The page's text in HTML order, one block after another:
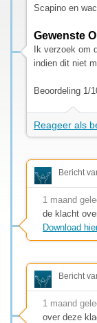
Scapino en
Gewenste
Ik verzoek om
indien dit niet
Beoordeling 1/
Reageer als
Bericht
1 maand
de klacht
Download
Bericht
1 maand
over deze